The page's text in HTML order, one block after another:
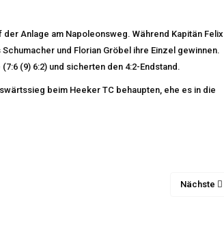
Anlage am Napoleonsweg. Während Kapitän Felix
und Florian Gröbel ihre Einzel gewinnen.
(9) 6:2) und sicherten den 4:2-Endstand.
beim Heeker TC behaupten, ehe es in die
Nächste